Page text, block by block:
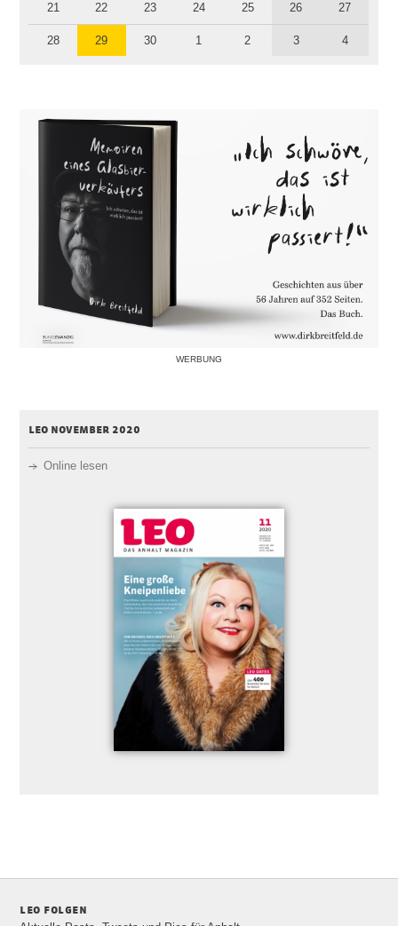
21 22 23 24 25 26 27
28 29 30 1 2 3 4
WERBUNG
leo november 2020
Online lesen
leo folgen